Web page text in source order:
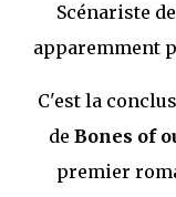
Scénariste
apparemment
C'est la
de Bones of
premier